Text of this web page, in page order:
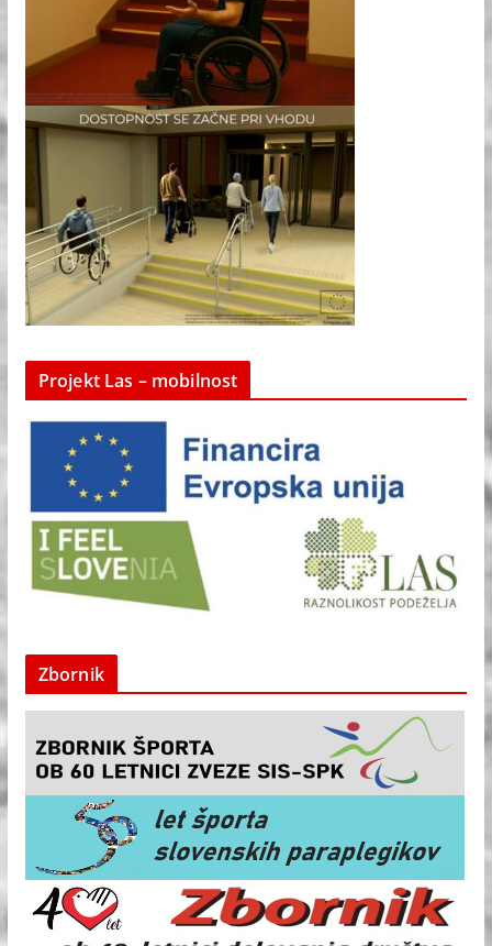
Projekt Las – mobilnost
Zbornik